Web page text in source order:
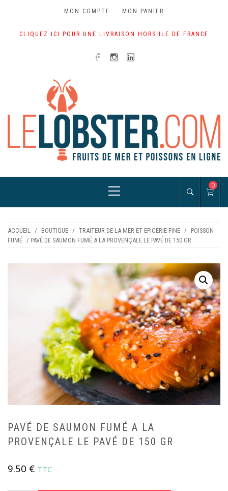
MON COMPTE MON PANIER
CLIQUEZ ICI POUR UNE LIVRAISON HORS ILE DE FRANCE
Menu
0
ACCUEIL / BOUTIQUE / TRAITEUR DE LA MER ET EPICERIE FINE /
POISSON
FUMÉ / PAVÉ DE SAUMON FUMÉ A LA PROVENÇALE LE PAVÉ DE 150 GR
PAVÉ DE SAUMON FUMÉ A LA
PROVENÇALE LE PAVÉ DE 150 GR
9.50 € TTC